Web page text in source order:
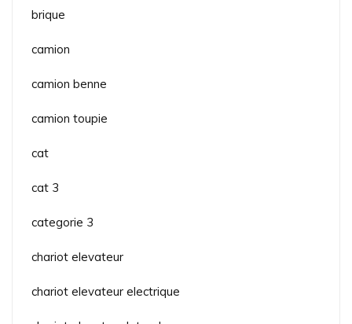
brique
camion
camion benne
camion toupie
cat
cat 3
categorie 3
chariot elevateur
chariot elevateur electrique